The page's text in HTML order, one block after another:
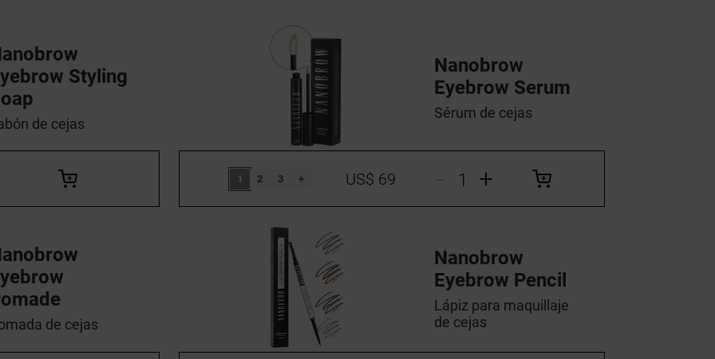
Styling
de cejas
Nanobrow
Eyebrow Serum
Sérum de cejas
1 2 3 + US$ 69 +
de cejas
Nanobrow
Eyebrow Pencil
Lápiz para maquillaje
de cejas